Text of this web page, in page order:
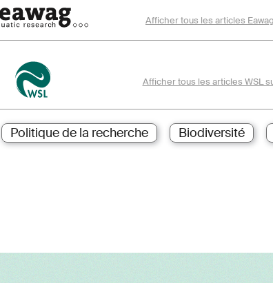
Afficher tous les articles
Afficher tous les articles WSL
Politique de la recherche Biodiversité